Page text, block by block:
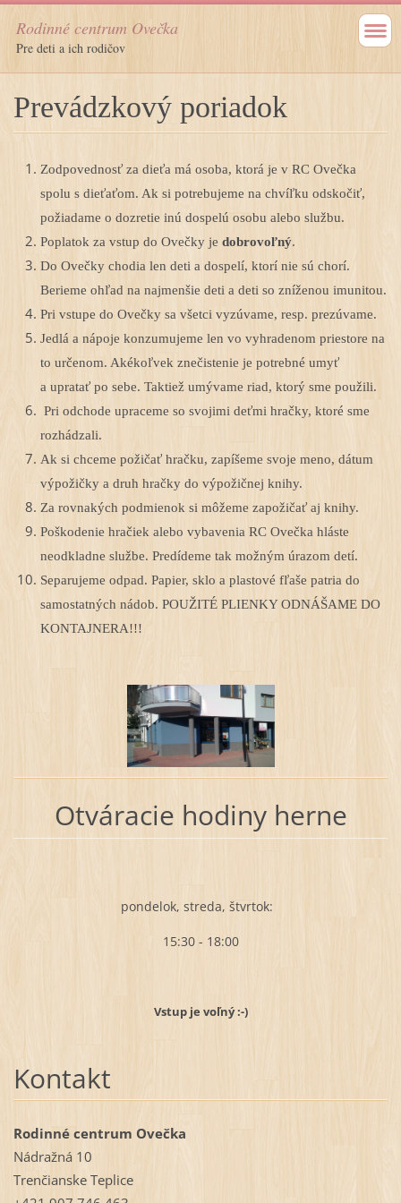
Rodinné centrum Ovečka
Pre deti a ich rodičov
Prevádzkový poriadok
Zodpovednosť za dieťa má osoba, ktorá je v RC Ovečka
spolu s dieťaťom. Ak si potrebujeme na chvíľku odskočiť,
požiadame o dozretie inú dospelú osobu alebo službu.
Poplatok za vstup do Ovečky je dobrovoľný.
Do Ovečky chodia len deti a dospelí, ktorí nie sú chorí.
Berieme ohľad na najmenšie deti a deti so zníženou imunitou.
Pri vstupe do Ovečky sa všetci vyzúvame, resp. prezúvame.
Jedlá a nápoje konzumujeme len vo vyhradenom priestore na
to určenom. Akékoľvek znečistenie je potrebné umyť
a upratať po sebe. Taktiež umývame riad, ktorý sme použili.
Pri odchode upraceme so svojimi deťmi hračky, ktoré sme
rozhádzali.
Ak si chceme požičať hračku, zapíšeme svoje meno, dátum
výpožičky a druh hračky do výpožičnej knihy.
Za rovnakých podmienok si môžeme zapožičať aj knihy.
Poškodenie hračiek alebo vybavenia RC Ovečka hláste
neodkladne službe. Predídeme tak možným úrazom detí.
Separujeme odpad. Papier, sklo a plastové fľaše patria do
samostatných nádob. POUŽITÉ PLIENKY ODNÁŠAME DO
KONTAJNERA!!!
Otváracie hodiny herne
pondelok, streda, štvrtok:
15:30 - 18:00
Vstup je voľný :-)
Kontakt
Rodinné centrum Ovečka
Nádražná 10
Trenčianske Teplice